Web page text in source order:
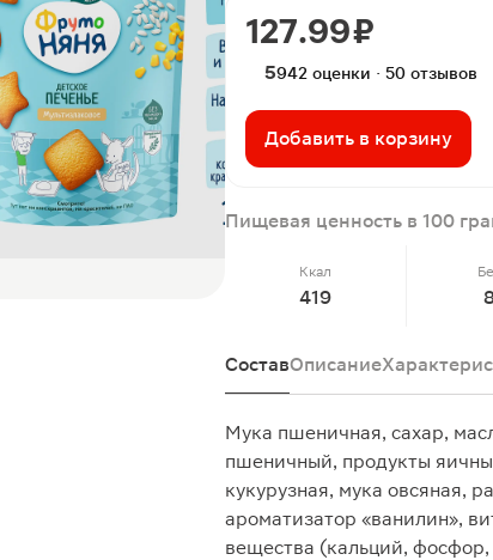
127.99 ₽
5942 оценки · 50 отзывов
Добавить в корзину
Пищевая ценность в 100
Ккал
419
СоставОписание
Мука пшеничная, сахар,
пшеничный, продукты
кукурузная, мука овсяная,
ароматизатор «ванилин»,
вещества (кальций,